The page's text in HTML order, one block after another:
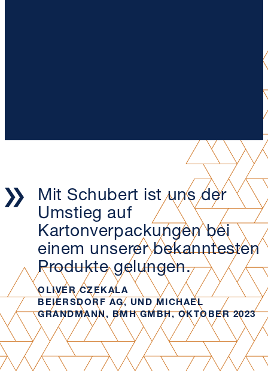
Mit Schubert ist uns der
Umstieg auf
Kartonverpackungen bei
einem unserer bekanntesten
Produkte gelungen.
OLIVER CZEKALA
BEIERSDORF AG, UND MICHAEL
GRANDMANN, BMH GMBH, OKTOBER 2023